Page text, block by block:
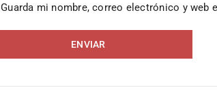
Guarda mi nombre, correo electrónico y web